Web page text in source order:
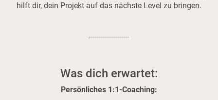
hilft dir, dein Projekt auf das nächste Level zu bringen.
---------------------
Was dich erwartet:
Persönliches 1:1-Coaching: